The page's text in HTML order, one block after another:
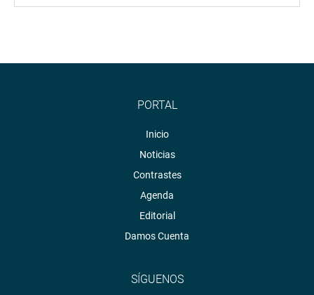
PORTAL
Inicio
Noticias
Contrastes
Agenda
Editorial
Damos Cuenta
SÍGUENOS